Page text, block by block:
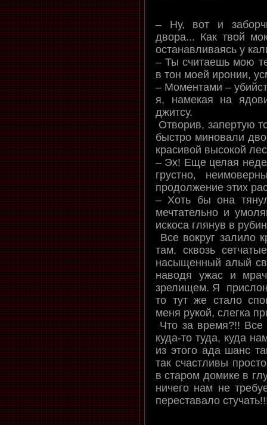
– Ну, вот и
двора... Как твой
останавливаясь у
– Ты считаешь мою
в тон моей иронии,
– Моментами –
я, намекая на
джитсу.
Отворив, запертую
быстро миновали
красивой высокой
– Эх! Еще целая
грустно,
продолжение этих
– Хоть бы она
мечтательно и
искоса глянув в
Все вокруг
там, сквозь
насыщенный алый
наводя ужас и
зрелищем. Я
то тут же стало
меня рукой, слегка
Что за время?!! Все
куда-то туда, куда
из этого ада шанс
так счастливы
в старом домике в
ничего нам не
переставало